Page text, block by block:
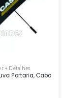
Cores.
+ Detalhes
Portaria, Cabo